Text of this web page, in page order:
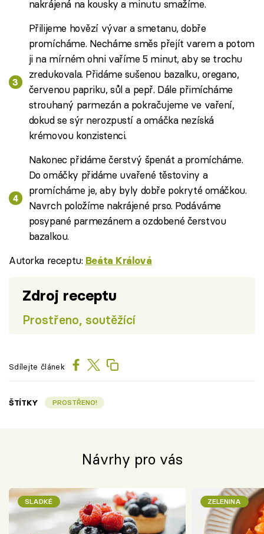
nakrájená na kousky a minutu smažíme.
Přilijeme hovězí vývar a smetanu, dobře
promícháme. Necháme směs přejít varem a potom
ji na mírném ohni vaříme 5 minut, aby se trochu
zredukovala. Přidáme sušenou bazalku, oregano,
červenou papriku, sůl a pepř. Dále přimícháme
strouhaný parmezán a pokračujeme ve vaření,
dokud se sýr nerozpustí a omáčka nezíská
krémovou konzistenci.
Nakonec přidáme čerstvý špenát a promícháme.
Do omáčky přidáme uvařené těstoviny a
promícháme je, aby byly dobře pokryté omáčkou.
Navrch položíme nakrájené prso. Podáváme
posypané parmezánem a ozdobené čerstvou
bazalkou.
Autorka receptu: Beáta Králová
Zdroj receptu
Prostřeno, soutěžící
Sdílejte článek
ŠTÍTKY PROSTŘENO!
Návrhy pro vás
SLADKÉ ZELENINA